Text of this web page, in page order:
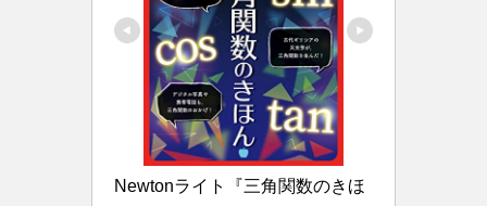
Newtonライト『三角関数のきほ